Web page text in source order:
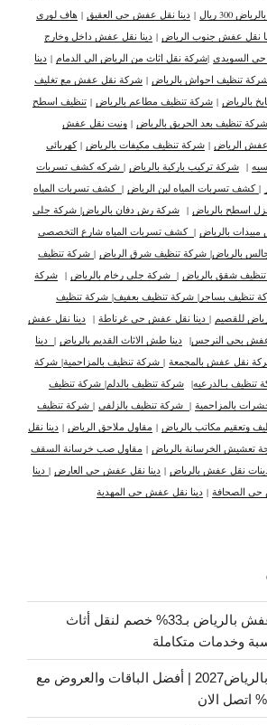
300 ريال |دينا نقل عفش حي العقيق | هاف لوري
نقل عفش جنوب الرياض |دينا نقل عفش داخل وخارج
السويدي |شركة نقل اثاث من الرياض الى الدمام |دينا
تنظيف احواش بالرياض | شركة نقل عفش مع تغليف
بالرياض | شركة تنظيف مطاعم بالرياض | تنظيف اسطح
شركة تنظيف بعد الحريق بالرياض | ونيت نقل عفش
الرياض |شركة تنظيف مكيفات بالرياض |كهربائي
| شركة تركيب باركية بالرياض | شركه كشف تسربات
| كشف تسربات المياه لبن الرياض | كشف تسربات المياه
اسطح بالرياض |شركة رش دفان بالرياض| شركة جلي
بالرياض | كشف تسربات المياه شارع التخصصي
بالرياض| شركة تنظيف شرق الرياض | شركة تنظيف
شقق بالرياض | شركة جلى رخام بالرياض | شركة
تنظيف بساجر | شركة تنظيف بعفيف| شركة تنظيف
للقصيم | دينا نقل عفش حي غرناطة |دينا نقل عفش
عفش بحي النرجس|دينا طش الاثاث القديم بالرياض | دينا
نقل عفش بالمجمعة | شركة تنظيف بالمزاحمية| شركة
تنظيف بـالدرعيه|شركة تنظيف بالدلم| شركة تنظيف
بالمزاحمية | شركة تنظيف بالزلفي | شركة تنظيف
وتعقيم مكاتب بالرياض | مقاول ملاحق الرياض | دينا نقل
تعشيش الخرسانة بالرياض | مقاول صب خرسانة السقف
نقل عفش بالرياض |دينا نقل عفش حي العارض | دينا
الصحافة | دينا نقل عفش حي المهدية
شركة نقل وتخزين عفش بالرياض بـ33% خصم لنقل أثاث
وخدمات متكاملة
أسعار تخزين عفش بالرياض2027 | أفضل الباقات والعروض مع